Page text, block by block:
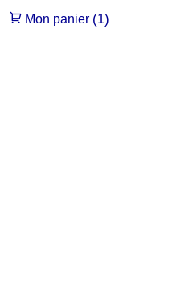
Mon panier (1)